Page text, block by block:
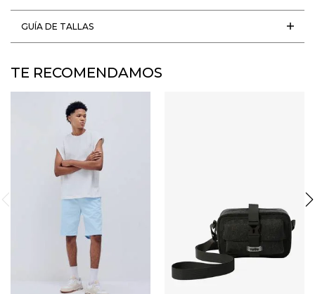
GUÍA DE TALLAS
TE RECOMENDAMOS